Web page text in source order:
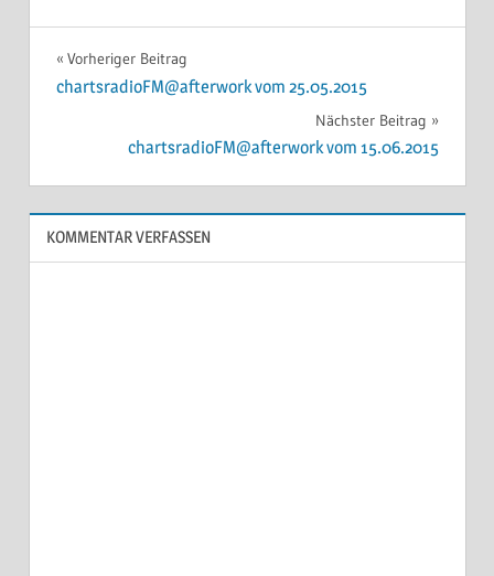
Beitragsnavigation
Vorheriger Beitrag
chartsradioFM@afterwork vom 25.05.2015
Nächster Beitrag
chartsradioFM@afterwork vom 15.06.2015
KOMMENTAR VERFASSEN